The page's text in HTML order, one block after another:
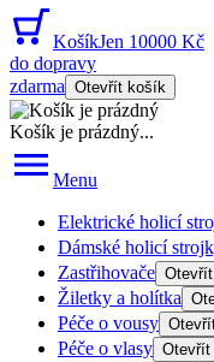
KošíkJen 10000 Kč
do dopravy
zdarma Otevřít košík
Košík je prázdný...
Menu
Elektrické holicí
Dámské holicí
Zastřihovače Otevřít
Žiletky a holítka
Péče o vousy
Péče o vlasy Otevřít